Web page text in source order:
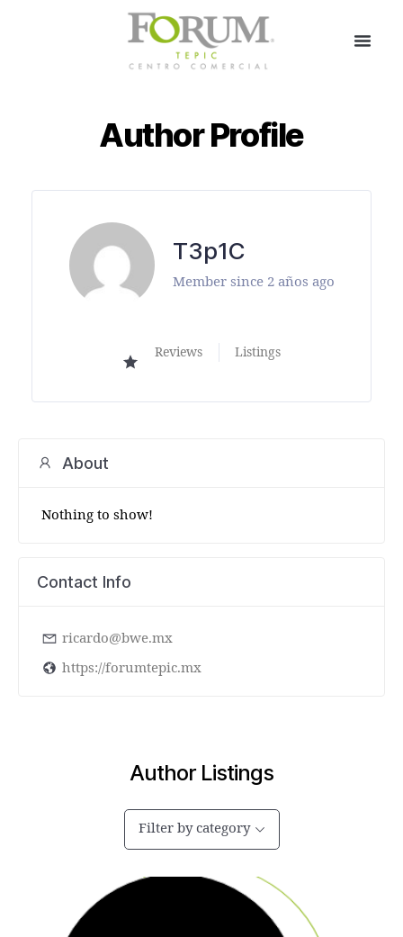
Author Profile
T3p1C
Member since 2 años ago
Reviews Listings
About
Nothing to show!
Contact Info
ricardo@bwe.mx
https://forumtepic.mx
Author Listings
Filter by category